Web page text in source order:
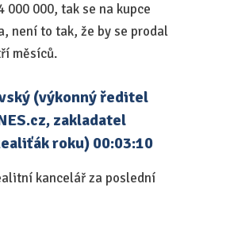
000 000, tak se na kupce
není to tak, že by se prodal
měsíců.
(výkonný ředitel
zakladatel
roku) 00:03:10
kancelář za poslední